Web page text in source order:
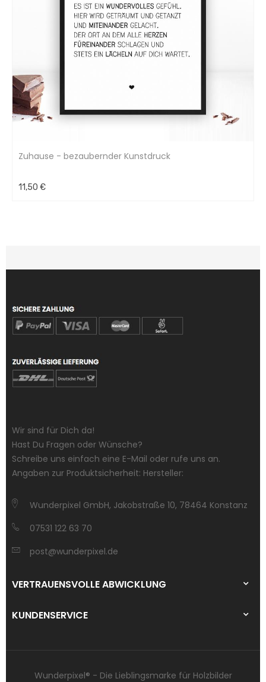
Zuhause - bezaubernder Kunstdruck
11,50 €
Wir sind für Dich da!
Hast Du Fragen oder Wünsche?
Schreibe uns einfach eine E-Mail oder rufe uns an.
Angaben zur Produktsicherheit: Hersteller:
Wunderpixel GmbH, Jakobstraße 10, 78464 Konstanz
07531 122 63 70
post@wunderpixel.de
VERTRAUENSVOLLE ABWICKLUNG
KUNDENSERVICE
Wunderpixel® - Die Lieblingsmarke für Holzbilder